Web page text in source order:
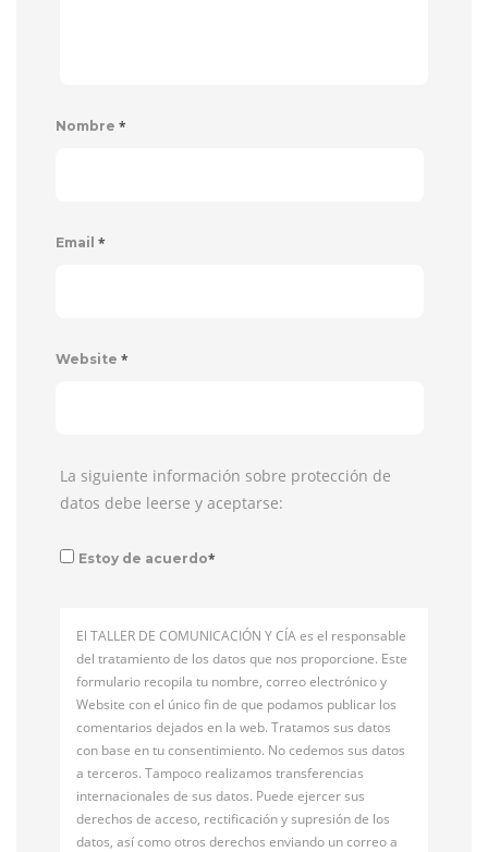
Nombre *
Email *
Website *
La siguiente información sobre protección de
datos debe leerse y aceptarse:
Estoy de acuerdo*
El TALLER DE COMUNICACIÓN Y CÍA es el responsable
del tratamiento de los datos que nos proporcione. Este
formulario recopila tu nombre, correo electrónico y
Website con el único fin de que podamos publicar los
comentarios dejados en la web. Tratamos sus datos
con base en tu consentimiento. No cedemos sus datos
a terceros. Tampoco realizamos transferencias
internacionales de sus datos. Puede ejercer sus
derechos de acceso, rectificación y supresión de los
datos, así como otros derechos enviando un correo a